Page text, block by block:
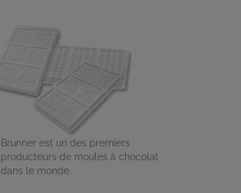
Brunner est un des premiers
producteurs de moules à chocolat
dans le monde.